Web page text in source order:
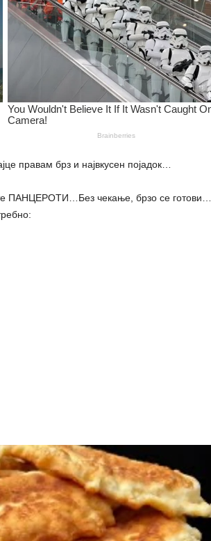
брз и највкусен појадок…
ПАНЦЕРОТИ…Без чекање, брзо се готови…